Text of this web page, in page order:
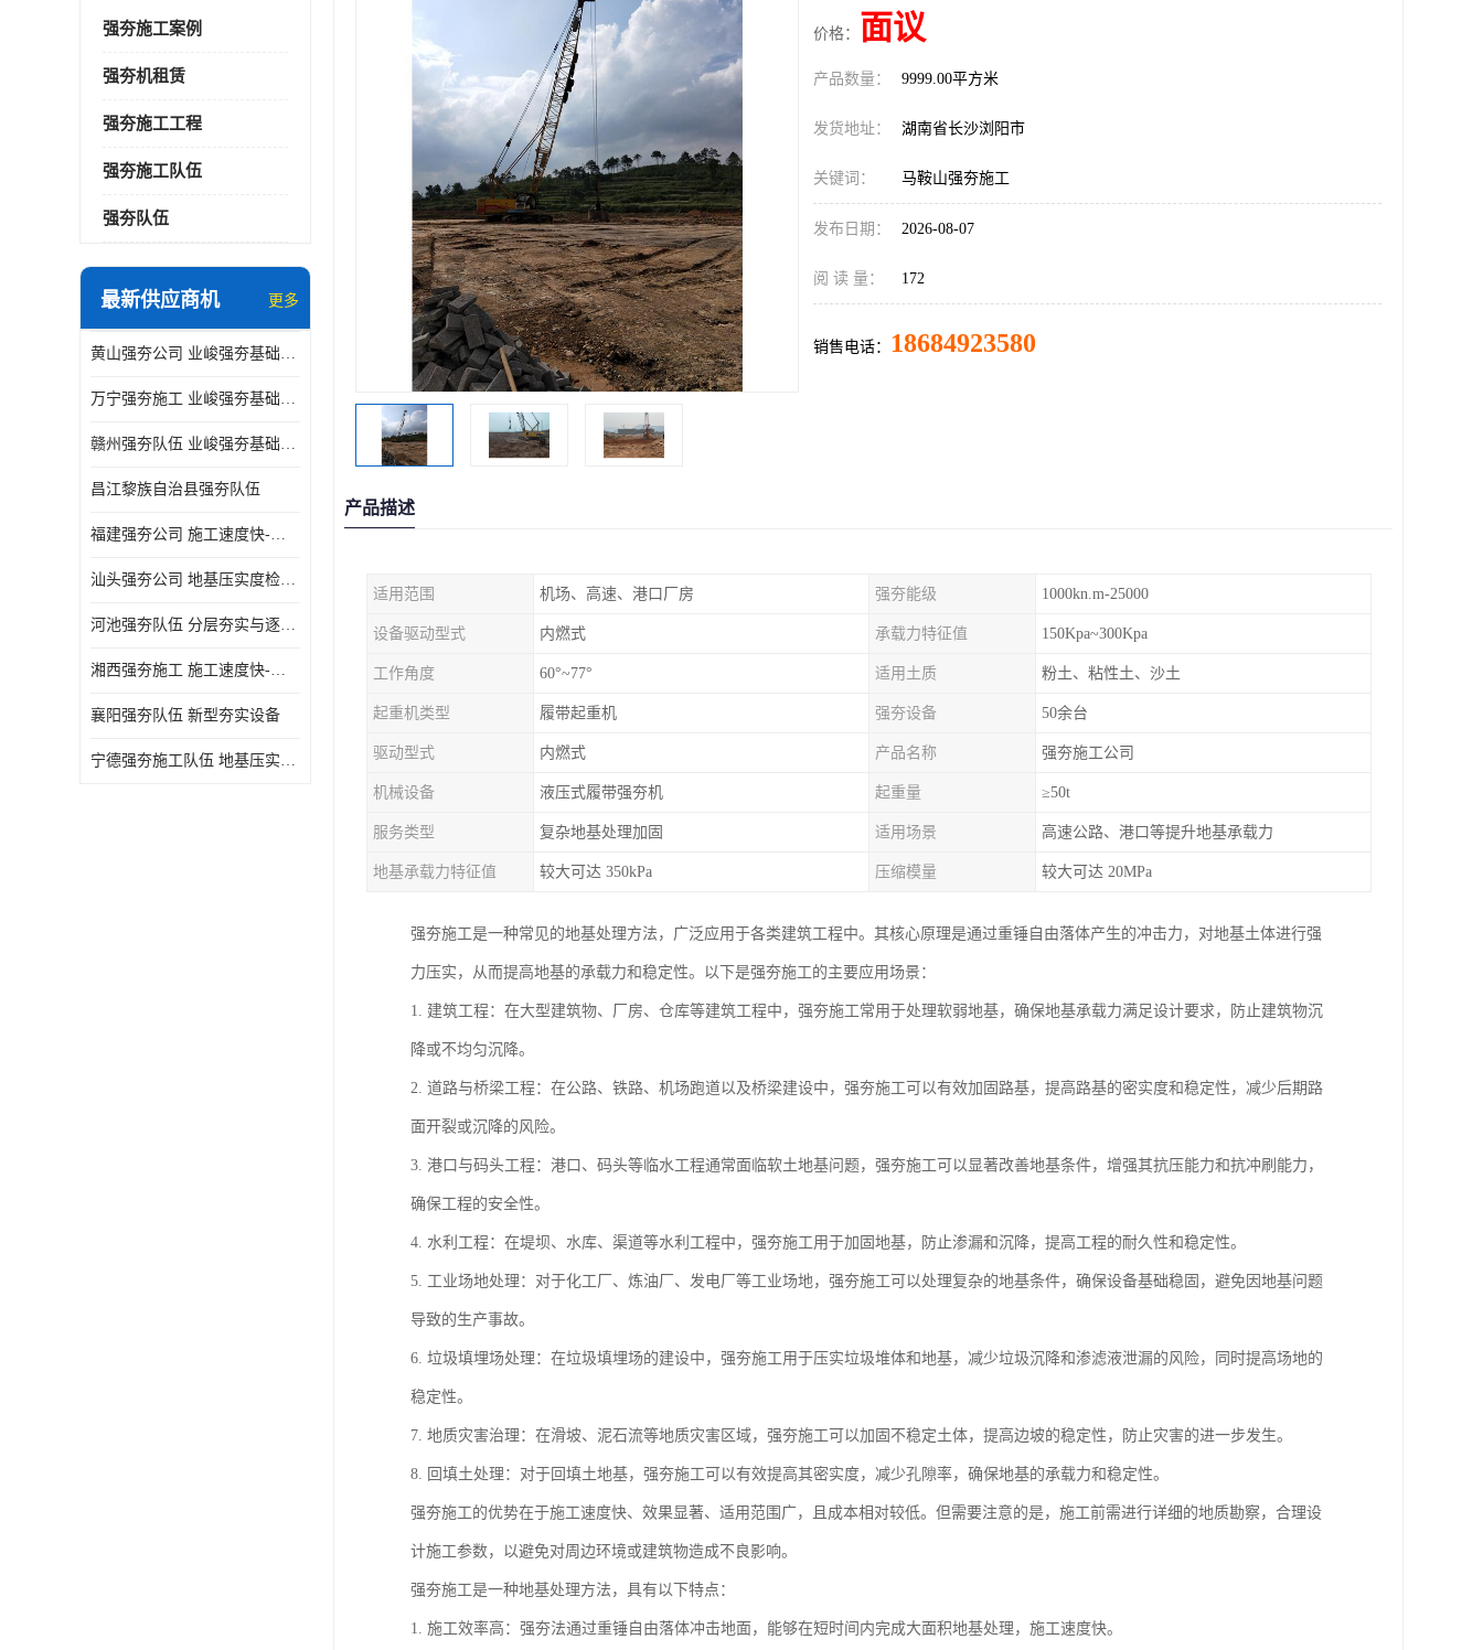
强夯施工案例
强夯机租赁
强夯施工工程
强夯施工队伍
强夯队伍
最新供应商机 更多
黄山强夯公司 业峻强夯基础工程
万宁强夯施工 业峻强夯基础工程
赣州强夯队伍 业峻强夯基础工程
昌江黎族自治县强夯队伍
福建强夯公司 施工速度快-施耐用性强
汕头强夯公司 地基压实度检测方法与标准
河池强夯队伍 分层夯实与逐层检测技术
湘西强夯施工 施工速度快-施耐用性强
襄阳强夯队伍 新型夯实设备
宁德强夯施工队伍 地基压实度检测方法与标准
价格： 面议
产品数量： 9999.00平方米
发货地址： 湖南省长沙浏阳市
关键词： 马鞍山强夯施工
发布日期： 2026-08-07
阅 读 量： 172
销售电话： 18684923580
产品描述
适用范围 机场、高速、港口厂房 强夯能级 1000kn.m-25000
设备驱动型式 内燃式 承载力特征值 150Kpa~300Kpa
工作角度 60°~77° 适用土质 粉土、粘性土、沙土
起重机类型 履带起重机 强夯设备 50余台
驱动型式 内燃式 产品名称 强夯施工公司
机械设备 液压式履带强夯机 起重量 ≥50t
服务类型 复杂地基处理加固 适用场景 高速公路、港口等提升地基承载力
地基承载力特征值 较大可达 350kPa 压缩模量 较大可达 20MPa
强夯施工是一种常见的地基处理方法，广泛应用于各类建筑工程中。其核心原理是通过重锤自由落体产生的冲击力，对地基土体进行强
力压实，从而提高地基的承载力和稳定性。以下是强夯施工的主要应用场景：
1. 建筑工程：在大型建筑物、厂房、仓库等建筑工程中，强夯施工常用于处理软弱地基，确保地基承载力满足设计要求，防止建筑物沉
降或不均匀沉降。
2. 道路与桥梁工程：在公路、铁路、机场跑道以及桥梁建设中，强夯施工可以有效加固路基，提高路基的密实度和稳定性，减少后期路
面开裂或沉降的风险。
3. 港口与码头工程：港口、码头等临水工程通常面临软土地基问题，强夯施工可以显著改善地基条件，增强其抗压能力和抗冲刷能力，
确保工程的安全性。
4. 水利工程：在堤坝、水库、渠道等水利工程中，强夯施工用于加固地基，防止渗漏和沉降，提高工程的耐久性和稳定性。
5. 工业场地处理：对于化工厂、炼油厂、发电厂等工业场地，强夯施工可以处理复杂的地基条件，确保设备基础稳固，避免因地基问题
导致的生产事故。
6. 垃圾填埋场处理：在垃圾填埋场的建设中，强夯施工用于压实垃圾堆体和地基，减少垃圾沉降和渗滤液泄漏的风险，同时提高场地的
稳定性。
7. 地质灾害治理：在滑坡、泥石流等地质灾害区域，强夯施工可以加固不稳定土体，提高边坡的稳定性，防止灾害的进一步发生。
8. 回填土处理：对于回填土地基，强夯施工可以有效提高其密实度，减少孔隙率，确保地基的承载力和稳定性。
强夯施工的优势在于施工速度快、效果显著、适用范围广，且成本相对较低。但需要注意的是，施工前需进行详细的地质勘察，合理设
计施工参数，以避免对周边环境或建筑物造成不良影响。
强夯施工是一种地基处理方法，具有以下特点：
1. 施工效率高：强夯法通过重锤自由落体冲击地面，能够在短时间内完成大面积地基处理，施工速度快。